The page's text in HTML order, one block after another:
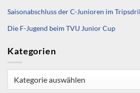
Saisonabschluss der C-Junioren im
Die F-Jugend beim TVU Junior Cup
Kategorien